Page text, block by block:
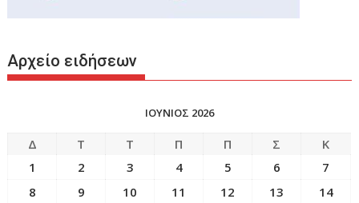
Αρχείο ειδήσεων
ΙΟΥΝΙΟΣ 2026
Δ Τ Τ Π Π Σ
Κ
1
2 3 4 5 6
7
8
9 10 11 12 13
14